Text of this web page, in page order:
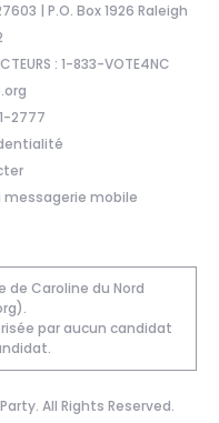
| P.O. Box 1926 Raleigh
: 1-833-VOTE4NC
2777
mobile
de Caroline du Nord
par aucun candidat
All Rights Reserved.